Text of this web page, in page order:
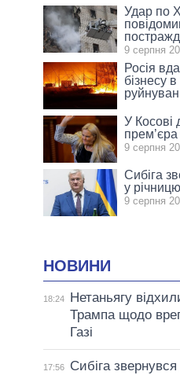
Удар по
9 серпня
Росія
бізнесу
У Косові
9 серпня
Сибіга
у
9 серпня
НОВИНИ
18:24
Нетаньягу
Трампа щодо
Газі
17:56
Сибіга